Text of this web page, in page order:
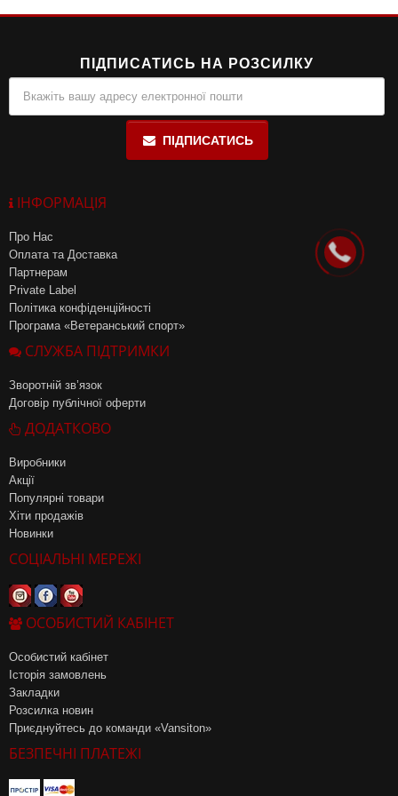
ПІДПИСАТИСЬ НА РОЗСИЛКУ
ПІДПИСАТИСЬ
ІНФОРМАЦІЯ
Про Нас
Оплата та Доставка
Партнерам
Private Label
Політика конфіденційності
Програма «Ветеранський спорт»
СЛУЖБА ПІДТРИМКИ
Зворотній зв’язок
Договір публічної оферти
ДОДАТКОВО
Виробники
Акції
Популярні товари
Хіти продажів
Новинки
СОЦІАЛЬНІ МЕРЕЖІ
ОСОБИСТИЙ КАБІНЕТ
Особистий кабінет
Історія замовлень
Закладки
Розсилка новин
Приєднуйтесь до команди «Vansiton»
БЕЗПЕЧНІ ПЛАТЕЖІ